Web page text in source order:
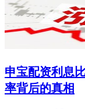
申宝配资利息
率背后的真相